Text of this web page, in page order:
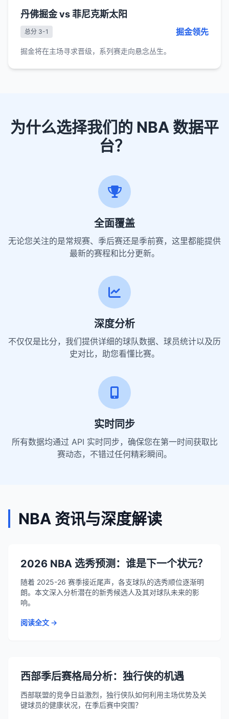
丹佛掘金 vs 菲尼克斯太阳
总分 3-1 掘金领先
掘金将在主场寻求晋级，系列赛走向悬念丛生。
为什么选择我们的 NBA 数据平
台？
全面覆盖
无论您关注的是常规赛、季后赛还是季前赛，这里都能提供
最新的赛程和比分更新。
深度分析
不仅仅是比分，我们提供详细的球队数据、球员统计以及历
史对比，助您看懂比赛。
实时同步
所有数据均通过 API 实时同步，确保您在第一时间获取比
赛动态，不错过任何精彩瞬间。
NBA 资讯与深度解读
2026 NBA 选秀预测：谁是下一个状元？
随着 2025-26 赛季接近尾声，各支球队的选秀顺位逐渐明
朗。本文深入分析潜在的新秀候选人及其对球队未来的影
响。
阅读全文 →
西部季后赛格局分析：独行侠的机遇
西部联盟的竞争日益激烈，独行侠队如何利用主场优势及关
键球员的健康状况，在季后赛中突围？